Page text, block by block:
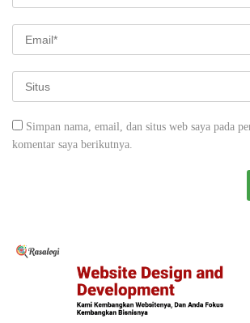
Simpan nama, email, dan situs web saya pada
komentar saya berikutnya.